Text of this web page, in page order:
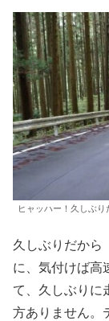
ヒャッハー！久しぶり
久しぶりだから
に、気付けば高
て、久しぶりに
方ありません。